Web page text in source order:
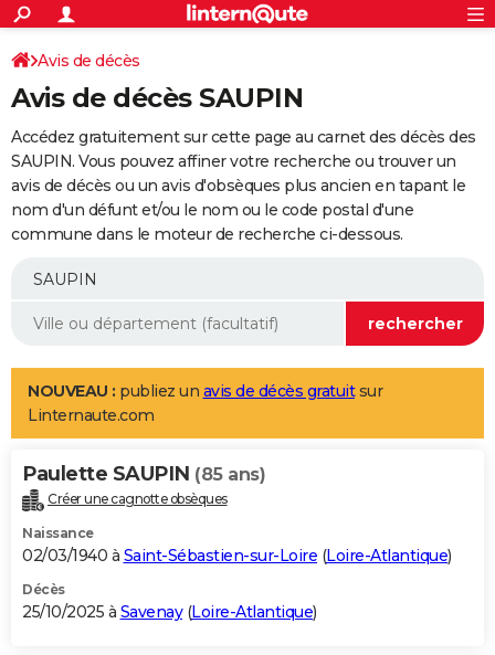
ACTUALITÉS
Politique
Société
Faits Divers
Education
Monde
Villes
+
SPORT
Coupe du monde 2026
Football
Tennis
Cyclisme
Rugby
Forum
Programme TV
TNT
Streaming
Cinéma
Sorties cinéma
Musique
+
FINANCE
Retraite
Epargne
Immobilier
Risques naturels par ville
Banque
Assurance
AUTO
Essais
Réserver un essai
Citadines
Berlines
SUV
Forum auto
+
Mobiles
Meilleur smartphone
Internet
Ordinateurs
Jeux vidéo
Guide high-tech
Aménagement intérieur
LIFESTYLE
Art de vivre
Bien-être
Loisirs
Mode
Modes de vie
Alimentation
Guide de la santé
Maladies
Médicaments
Sommeil
VOYAGE
Destinations
City break
Voyage nature
Voyage de noces
Forum
Climat
+PHOTO
GUIDES D'ACHAT
BONS PLANS
Avis de décès
Avis de décès SAUPIN
Accédez gratuitement sur cette page au carnet des décès des
SAUPIN. Vous pouvez affiner votre recherche ou trouver un
avis de décès ou un avis d'obsèques plus ancien en tapant le
nom d'un défunt et/ou le nom ou le code postal d'une
commune dans le moteur de recherche ci-dessous.
NOUVEAU : publiez un avis de décès gratuitsur
Linternaute.com
Paulette SAUPIN (85 ans)
Créer une cagnotte obsèques
Naissance
02/03/1940 à Saint-Sébastien-sur-Loire (Loire-Atlantique)
Décès
25/10/2025 à Savenay(Loire-Atlantique)